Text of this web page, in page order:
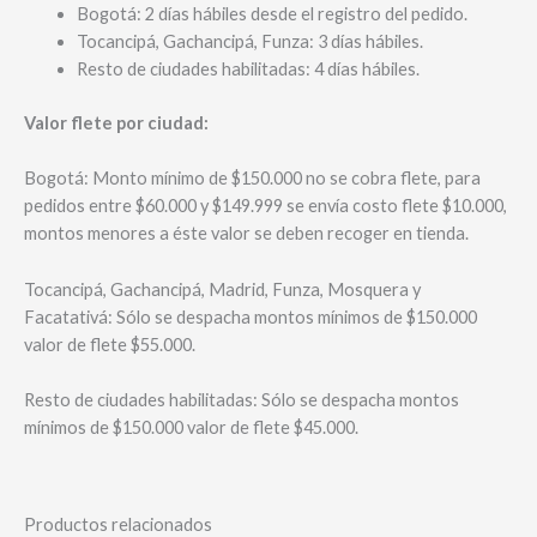
Bogotá: 2 días hábiles desde el registro del pedido.
Tocancipá, Gachancipá, Funza: 3 días hábiles.
Resto de ciudades habilitadas: 4 días hábiles.
Valor flete por ciudad:
Bogotá: Monto mínimo de $150.000 no se cobra flete, para
pedidos entre $60.000 y $149.999 se envía costo flete $10.000,
montos menores a éste valor se deben recoger en tienda.
Tocancipá, Gachancipá, Madrid, Funza, Mosquera y
Facatativá: Sólo se despacha montos mínimos de $150.000
valor de flete $55.000.
Resto de ciudades habilitadas: Sólo se despacha montos
mínimos de $150.000 valor de flete $45.000.
Productos relacionados